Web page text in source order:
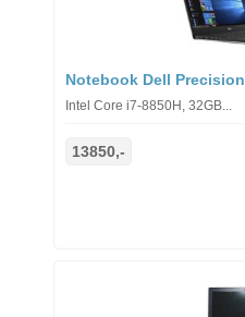
Notebook Dell Precision
Intel Core i7-8850H, 32GB...
13850,-